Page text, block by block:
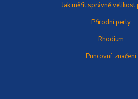
Jak měřit správněvelikost
Přírodní perly
Rhodium
Puncovní značení